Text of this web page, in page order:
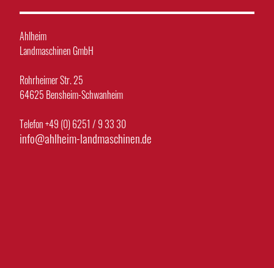
Ahlheim
Landmaschinen GmbH
Rohrheimer Str. 25
64625 Bensheim-Schwanheim
Telefon +49 (0) 6251 / 9 33 30
info@ahlheim-landmaschinen.de